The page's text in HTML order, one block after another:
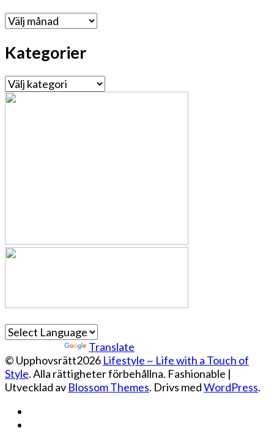
Arkiv
Kategorier
Kategorier
Translate
© Upphovsrätt2026 Lifestyle ~ Life with a Touch of
Style. Alla rättigheter förbehållna. Fashionable |
Utvecklad av Blossom Themes. Drivs medWordPress.